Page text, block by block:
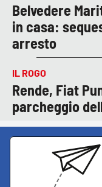
Belvedere
in casa:
arresto
IL ROGO
Rende, Fiat
parcheggio